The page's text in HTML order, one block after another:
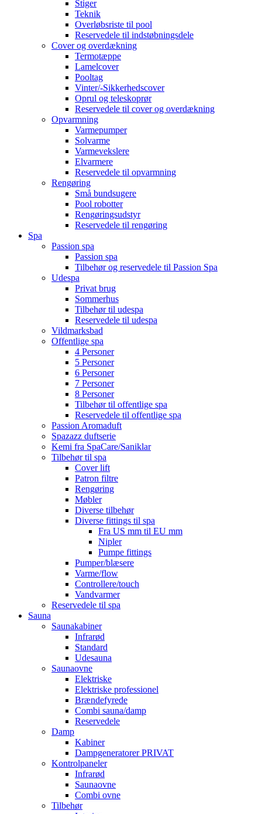
Stiger
Teknik
Overløbsriste til pool
Reservedele til indstøbningsdele
Cover og overdækning
Termotæppe
Lamelcover
Pooltag
Vinter/-Sikkerhedscover
Oprul og teleskoprør
Reservedele til cover og overdækning
Opvarmning
Varmepumper
Solvarme
Varmevekslere
Elvarmere
Reservedele til opvarmning
Rengøring
Små bundsugere
Pool robotter
Rengøringsudstyr
Reservedele til rengøring
Spa
Passion spa
Passion spa
Tilbehør og reservedele til Passion Spa
Udespa
Privat brug
Sommerhus
Tilbehør til udespa
Reservedele til udespa
Vildmarksbad
Offentlige spa
4 Personer
5 Personer
6 Personer
7 Personer
8 Personer
Tilbehør til offentlige spa
Reservedele til offentlige spa
Passion Aromaduft
Spazazz duftserie
Kemi fra SpaCare/Saniklar
Tilbehør til spa
Cover lift
Patron filtre
Rengøring
Møbler
Diverse tilbehør
Diverse fittings til spa
Fra US mm til EU mm
Nipler
Pumpe fittings
Pumper/blæsere
Varme/flow
Controllere/touch
Vandvarmer
Reservedele til spa
Sauna
Saunakabiner
Infrarød
Standard
Udesauna
Saunaovne
Elektriske
Elektriske professionel
Brændefyrede
Combi sauna/damp
Reservedele
Damp
Kabiner
Dampgeneratorer PRIVAT
Kontrolpaneler
Infrarød
Saunaovne
Combi ovne
Tilbehør